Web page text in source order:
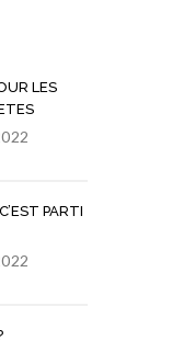
LES
PARTI